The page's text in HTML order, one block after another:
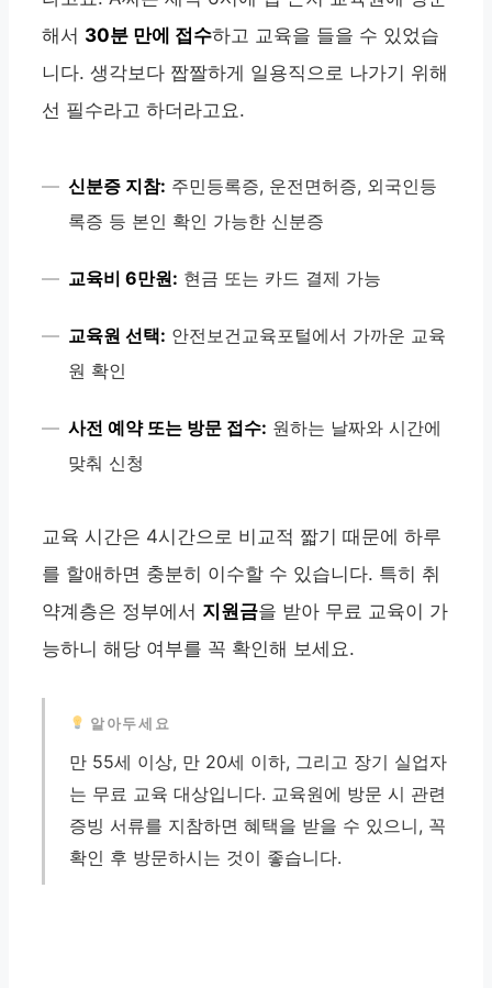
해서 30분 만에 접수하고 교육을 들을 수 있었습
니다. 생각보다 짭짤하게 일용직으로 나가기 위해
선 필수라고 하더라고요.
신분증 지참: 주민등록증, 운전면허증, 외국인등
록증 등 본인 확인 가능한 신분증
교육비 6만원: 현금 또는 카드 결제 가능
교육원 선택: 안전보건교육포털에서 가까운 교육
원 확인
사전 예약 또는 방문 접수: 원하는 날짜와 시간에
맞춰 신청
교육 시간은 4시간으로 비교적 짧기 때문에 하루
를 할애하면 충분히 이수할 수 있습니다. 특히 취
약계층은 정부에서 지원금을 받아 무료 교육이 가
능하니 해당 여부를 꼭 확인해 보세요.
알아두세요
만 55세 이상, 만 20세 이하, 그리고 장기 실업자
는 무료 교육 대상입니다. 교육원에 방문 시 관련
증빙 서류를 지참하면 혜택을 받을 수 있으니, 꼭
확인 후 방문하시는 것이 좋습니다.